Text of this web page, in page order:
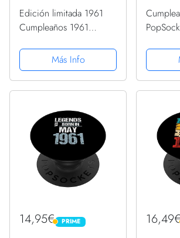
Edición limitada 1961
Cumpleaños 1961
PopSockets PopGrip
Intercambiable
Más Info
14,95€ PRIME
PRIME